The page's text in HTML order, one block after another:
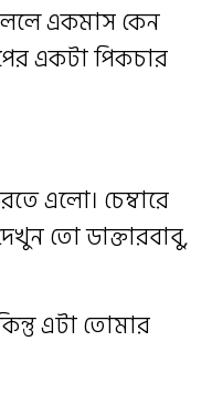
একমাস কেন
একটা পিকচার
এলো। চেম্বারে
তো ডাক্তারবাবু,
এটা তোমার